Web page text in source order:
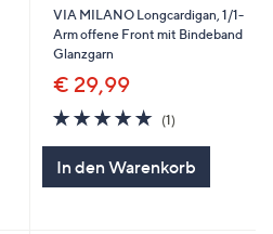
VIA MILANO Longcardigan, 1/1-
Arm offene Front mit Bindeband
Glanzgarn
€ 29,99
5.0
von
(1)1
In den Warenkorb